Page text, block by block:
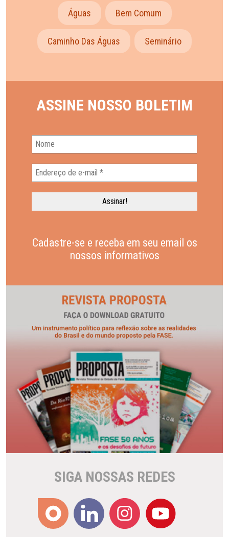
Águas Bem Comum
Caminho Das Águas Seminário
ASSINE NOSSO BOLETIM
Cadastre-se e receba em seu email os
nossos informativos
SIGA NOSSAS REDES